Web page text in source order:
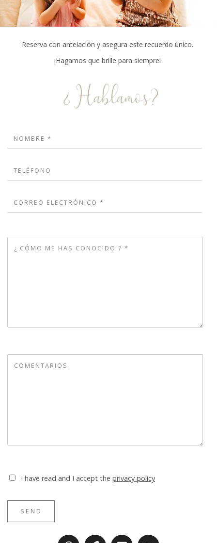
Reserva con antelación y asegura este recuerdo único.
¡Hagamos que brille para siempre!
I have read and I accept the privacy policy
SEND